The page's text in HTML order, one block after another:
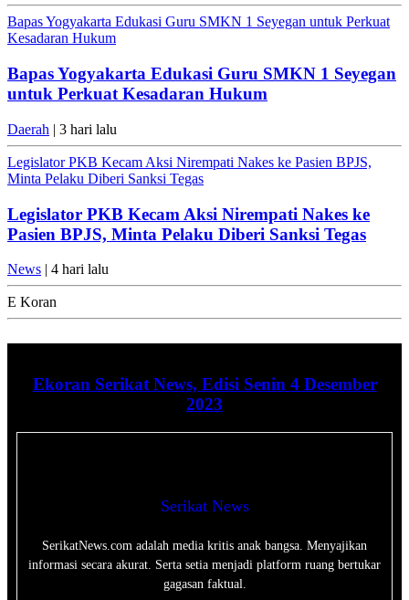
Bapas Yogyakarta Edukasi Guru SMKN 1 Seyegan untuk Perkuat
Kesadaran Hukum
Bapas Yogyakarta Edukasi Guru SMKN 1 Seyegan
untuk Perkuat Kesadaran Hukum
Daerah | 3 hari lalu
Legislator PKB Kecam Aksi Nirempati Nakes ke Pasien BPJS,
Minta Pelaku Diberi Sanksi Tegas
Legislator PKB Kecam Aksi Nirempati Nakes ke
Pasien BPJS, Minta Pelaku Diberi Sanksi Tegas
News | 4 hari lalu
E Koran
Ekoran Serikat News, Edisi Senin 4 Desember
2023
Serikat News
SerikatNews.com adalah media kritis anak bangsa. Menyajikan
informasi secara akurat. Serta setia menjadi platform ruang bertukar
gagasan faktual.